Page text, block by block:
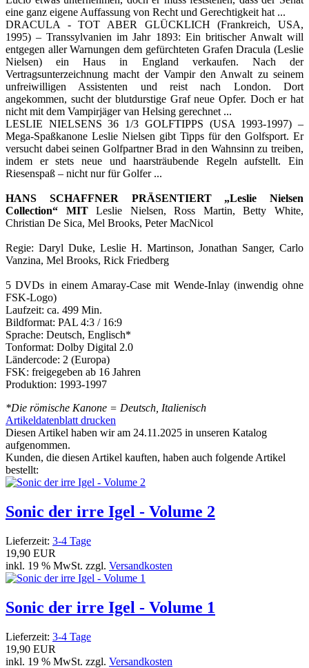
eine ganz eigene Auffassung von Recht und Gerechtigkeit hat ...
DRACULA - TOT ABER GLÜCKLICH (Frankreich, USA,
1995) – Transsylvanien im Jahr 1893: Ein britischer Anwalt will
entgegen aller Warnungen dem gefürchteten Grafen Dracula (Leslie
Nielsen) ein Haus in England verkaufen. Nach der
Vertragsunterzeichnung macht der Vampir den Anwalt zu seinem
unfreiwilligen Assistenten und reist nach London. Dort
angekommen, sucht der blutdurstige Graf neue Opfer. Doch er hat
nicht mit dem Vampirjäger van Helsing gerechnet ...
LESLIE NIELSENS 36 1/3 GOLFTIPPS (USA 1993-1997) –
Mega-Spaßkanone Leslie Nielsen gibt Tipps für den Golfsport. Er
versucht dabei seinen Golfpartner Brad in den Wahnsinn zu treiben,
indem er stets neue und haarsträubende Regeln aufstellt. Ein
Riesenspaß – nicht nur für Golfer ...
HANS SCHAFFNER PRÄSENTIERT „Leslie Nielsen
Collection“ MITLeslie Nielsen, Ross Martin, Betty White,
Christian De Sica, Mel Brooks, Peter MacNicol
Regie: Daryl Duke, Leslie H. Martinson, Jonathan Sanger, Carlo
Vanzina, Mel Brooks, Rick Friedberg
5 DVDs in einem Amaray-Case mit Wende-Inlay (inwendig ohne
FSK-Logo)
Laufzeit: ca. 499 Min.
Bildformat: PAL 4:3 / 16:9
Sprache: Deutsch, Englisch*
Tonformat: Dolby Digital 2.0
Ländercode: 2 (Europa)
FSK: freigegeben ab 16 Jahren
Produktion: 1993-1997
*Die römische Kanone = Deutsch, Italienisch
Artikeldatenblatt drucken
Diesen Artikel haben wir am 24.11.2025 in unseren Katalog
aufgenommen.
Kunden, die diesen Artikel kauften, haben auch folgende Artikel
bestellt:
Sonic der irre Igel - Volume 2
Lieferzeit: 3-4 Tage
19,90 EUR
inkl. 19 % MwSt. zzgl. Versandkosten
Sonic der irre Igel - Volume 1
Lieferzeit: 3-4 Tage
19,90 EUR
inkl. 19 % MwSt. zzgl. Versandkosten